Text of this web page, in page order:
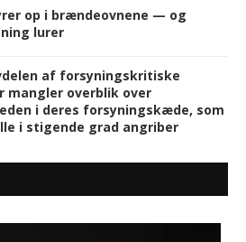
op i brændeovnene — og
lurer
af forsyningskritiske
mangler overblik over
i deres forsyningskæde, som
i stigende grad angriber